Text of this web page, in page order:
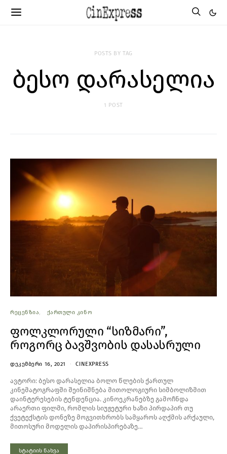
POSTS BY TAG
ბესო დარასელია
1 POST
ᲠᲔᲪᲔᲜᲖᲘᲐ ᲥᲐᲠᲗᲣᲚᲘ ᲙᲘᲜᲝ
ფოლკლორული “სიზმარი”,
როგორც ბავშვობის დასასრული
ᲓᲔᲙᲔᲛᲑᲔᲠᲘ 16, 2021 CINEXPRESS
ავტორი: ბესო დარასელია ბოლო წლების ქართულ
კინემატოგრაფში შეინიშნება მითოლოგიური სიმბოლიზმით
დაინტერესების ტენდენცია. კინოეკრანებზე გამოჩნდა
არაერთი ფილმი, რომლის სიუჟეტური ხაზი პირდაპირ თუ
ქვეტექსტის დონეზე მოგვითხრობს სამყაროს აღქმის არქაული,
მითოსური მოდელის დაპირისპირებაზე…
სტატიის ნახვა